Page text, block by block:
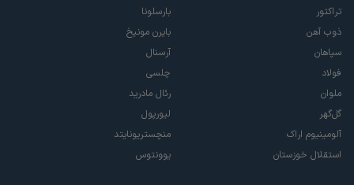
تراکتور
ذوب آهن
سپاهان
فولاد
ملوان
گل‌گهر
آلومینیوم اراک
استقلال خوزستان
بارسلونا
بایرن مونیخ
آرسنال
چلسی
رئال مادرید
لیورپول
منچستریونایتد
یوونتوس